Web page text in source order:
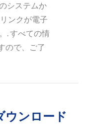
システムか
ンクが電子
. すべての情
ので、ご了
ウンロード